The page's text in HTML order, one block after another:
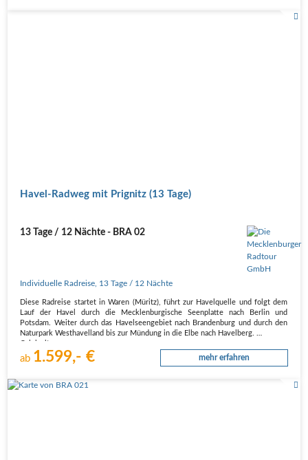
Havel-Radweg mit Prignitz (13 Tage)
13 Tage / 12 Nächte - BRA 02
Individuelle Radreise, 13 Tage/ 12 Nächte
Diese Radreise startet in Waren (Müritz), führt zur Havelquelle und folgt dem
Lauf der Havel durch die Mecklenburgische Seenplatte nach Berlin und
Potsdam. Weiter durch das Havelseengebiet nach Brandenburg und durch den
Naturpark Westhavelland bis zur Mündung in die Elbe nach Havelberg.
…
ab 1.599,- € mehr erfahren